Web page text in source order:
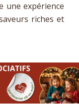
une expérience
riches et